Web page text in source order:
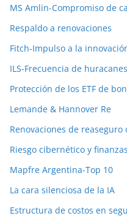
MS Amlin-Compromiso de
Respaldo a renovaciones
Fitch-Impulso a la
ILS-Frecuencia de huracanes
Protección de los ETF de
Lemande & Hannover Re
Renovaciones de reaseguro
Riesgo cibernético y
Mapfre Argentina-Top 10
La cara silenciosa de la IA
Estructura de costos en